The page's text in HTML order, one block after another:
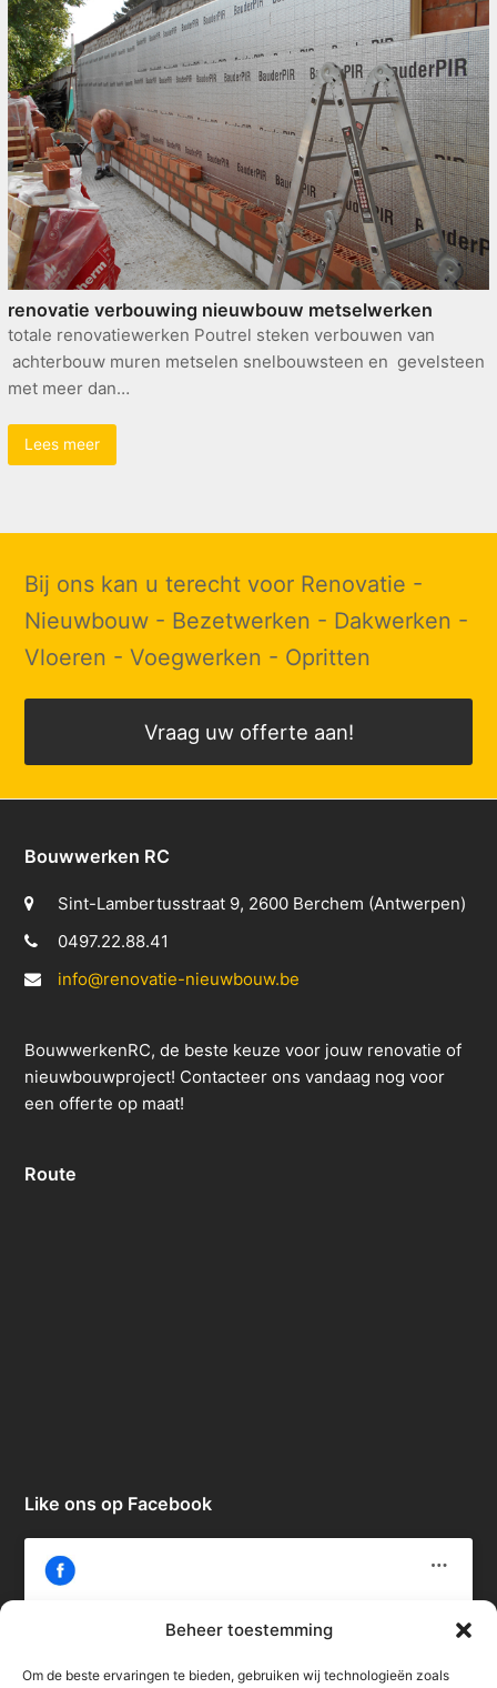
Beheer toestemming
Om de beste ervaringen te bieden, gebruiken wij technologieën zoals
renovatie verbouwing nieuwbouw metselwerken
totale renovatiewerken Poutrel steken verbouwen van
achterbouw muren metselen snelbouwsteen en gevelsteen
met meer dan…
Lees meer
Bij ons kan u terecht voor Renovatie -
Nieuwbouw - Bezetwerken - Dakwerken -
Vloeren - Voegwerken - Opritten
Vraag uw offerte aan!
Bouwwerken RC
Sint-Lambertusstraat 9, 2600 Berchem (Antwerpen)
0497.22.88.41
info@renovatie-nieuwbouw.be
BouwwerkenRC, de beste keuze voor jouw renovatie of
nieuwbouwproject! Contacteer ons vandaag nog voor
een offerte op maat!
Route
Like ons op Facebook